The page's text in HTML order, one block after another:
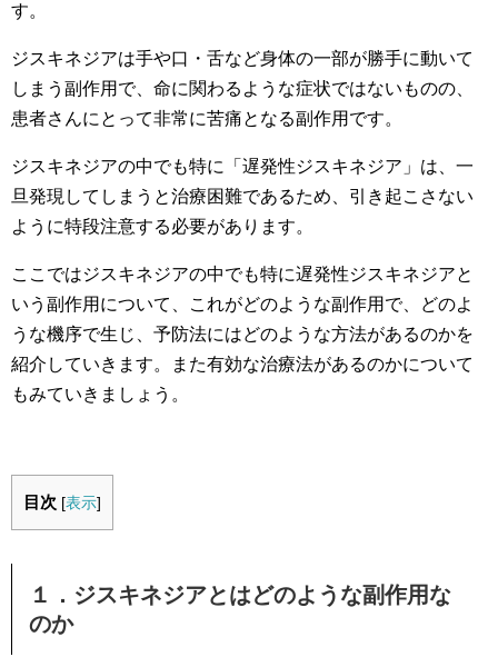
す。
ジスキネジアは手や口・舌など身体の一部が勝手に動いて
しまう副作用で、命に関わるような症状ではないものの、
患者さんにとって非常に苦痛となる副作用です。
ジスキネジアの中でも特に「遅発性ジスキネジア」は、一
旦発現してしまうと治療困難であるため、引き起こさない
ように特段注意する必要があります。
ここではジスキネジアの中でも特に遅発性ジスキネジアと
いう副作用について、これがどのような副作用で、どのよ
うな機序で生じ、予防法にはどのような方法があるのかを
紹介していきます。また有効な治療法があるのかについて
もみていきましょう。
目次 [表示]
１．ジスキネジアとはどのような副作用な
のか